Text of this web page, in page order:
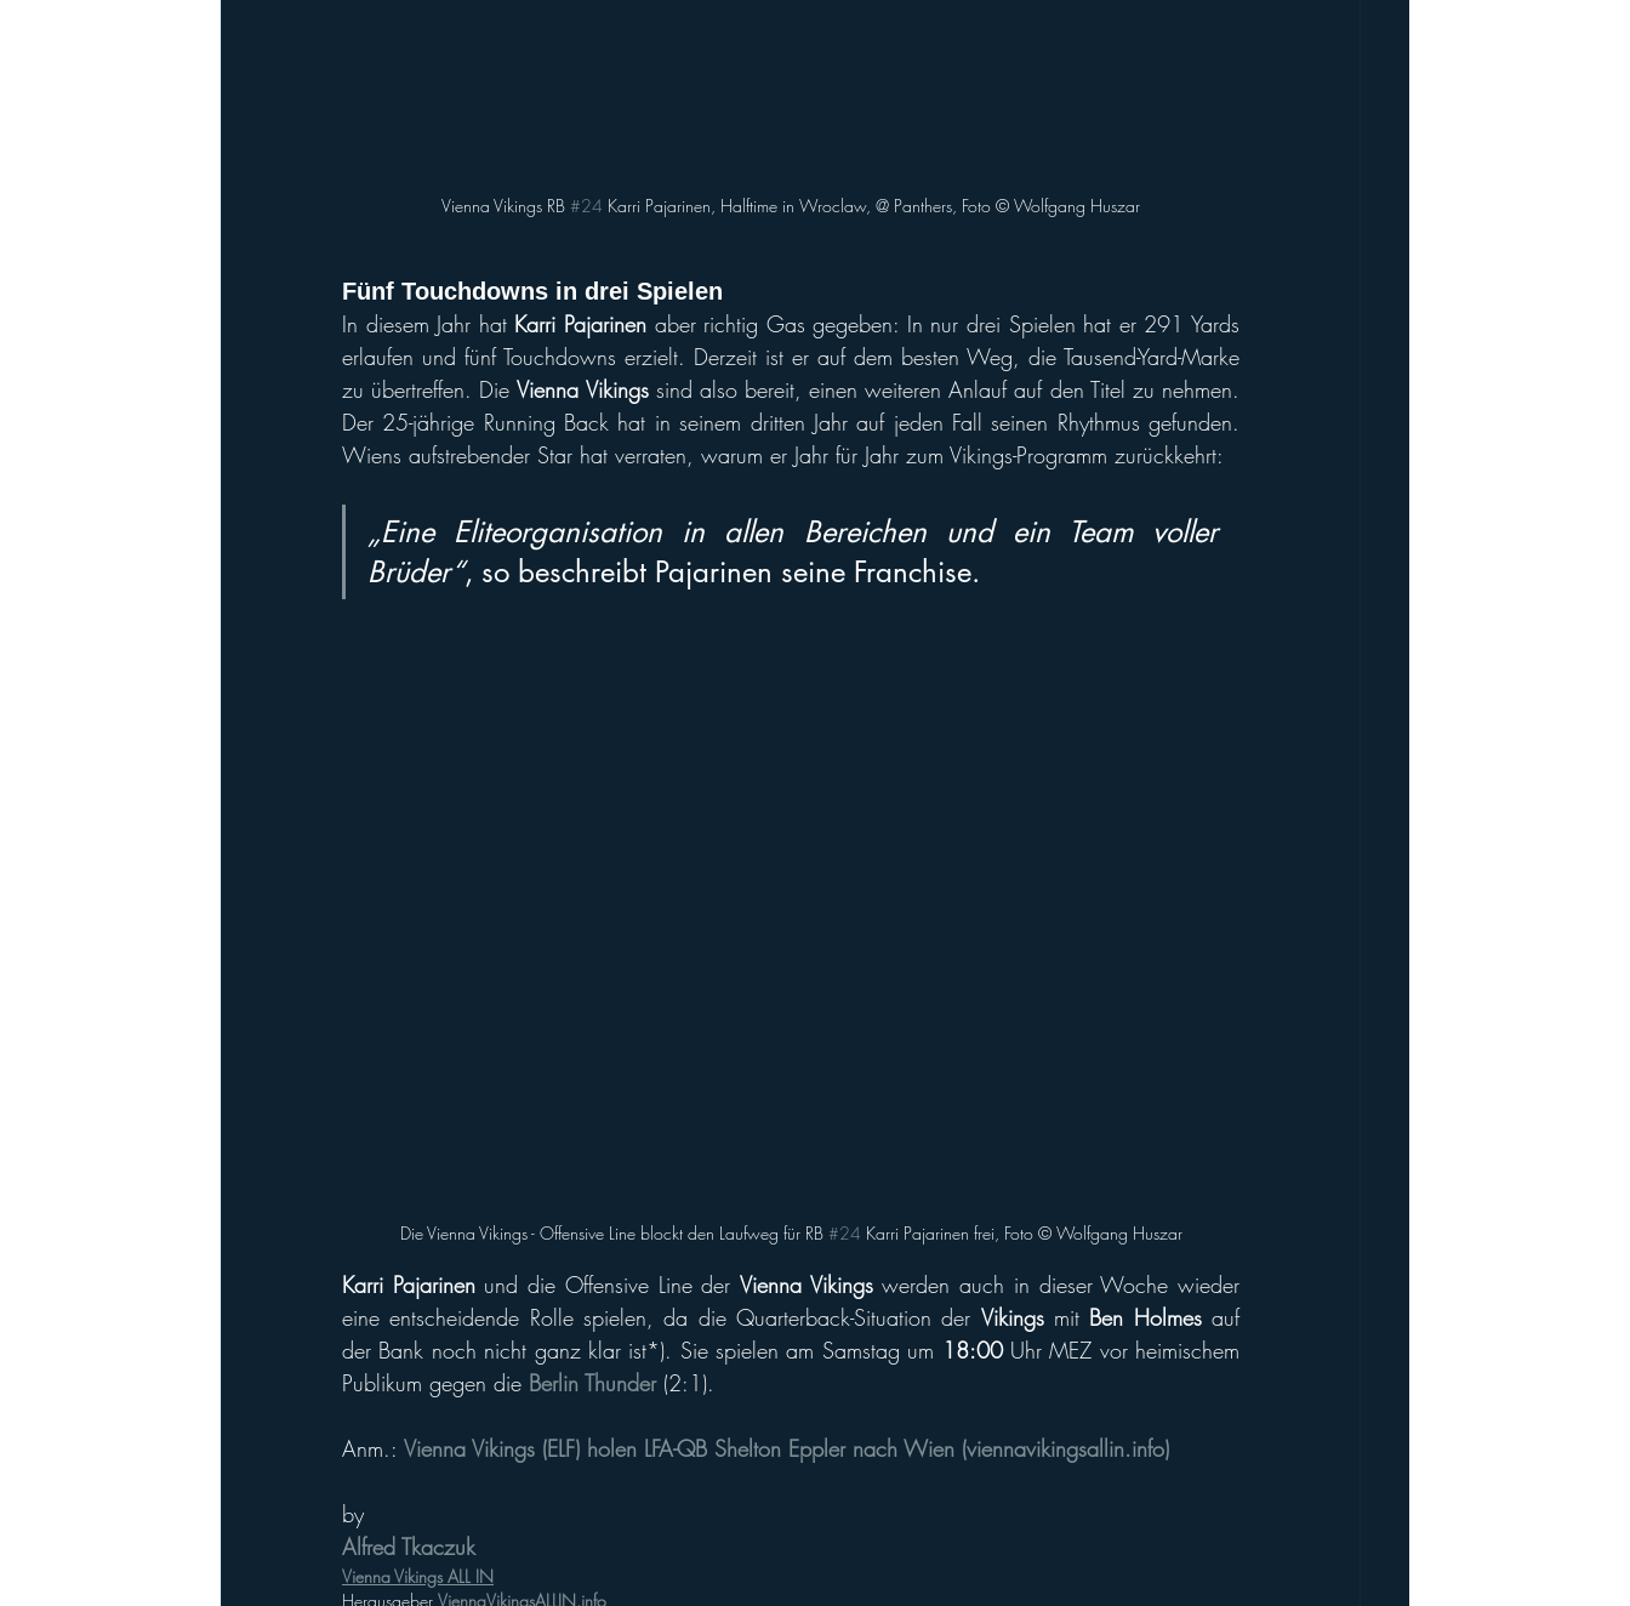
Vienna Vikings RB #24 Karri Pajarinen, Halftime in Wroclaw, @ Panthers, Foto © Wolfgang Huszar
Fünf Touchdowns in drei Spielen
In diesem Jahr hat Karri Pajarinen aber richtig Gas gegeben: In nur drei Spielen hat er 291 Yards
erlaufen und fünf Touchdowns erzielt. Derzeit ist er auf dem besten Weg, die Tausend-Yard-Marke
zu übertreffen. Die Vienna Vikings sind also bereit, einen weiteren Anlauf auf den Titel zu nehmen.
Der 25-jährige Running Back hat in seinem dritten Jahr auf jeden Fall seinen Rhythmus gefunden.
Wiens aufstrebender Star hat verraten, warum er Jahr für Jahr zum Vikings-Programm zurückkehrt:
„Eine Eliteorganisation in allen Bereichen und ein Team voller
Brüder“, so beschreibt Pajarinen seine Franchise.
Die Vienna Vikings - Offensive Line blockt den Laufweg für RB #24 Karri Pajarinen frei, Foto © Wolfgang Huszar
Karri Pajarinen und die Offensive Line der Vienna Vikings werden auch in dieser Woche wieder
eine entscheidende Rolle spielen, da die Quarterback-Situation der Vikings mit Ben Holmes auf
der Bank noch nicht ganz klar ist*). Sie spielen am Samstag um 18:00 Uhr MEZ vor heimischem
Publikum gegen die Berlin Thunder (2:1).
Anm.: Vienna Vikings (ELF) holen LFA-QB Shelton Eppler nach Wien (viennavikingsallin.info)
by
Alfred Tkaczuk
Vienna Vikings ALL IN
Herausgeber ViennaVikingsALLIN.info